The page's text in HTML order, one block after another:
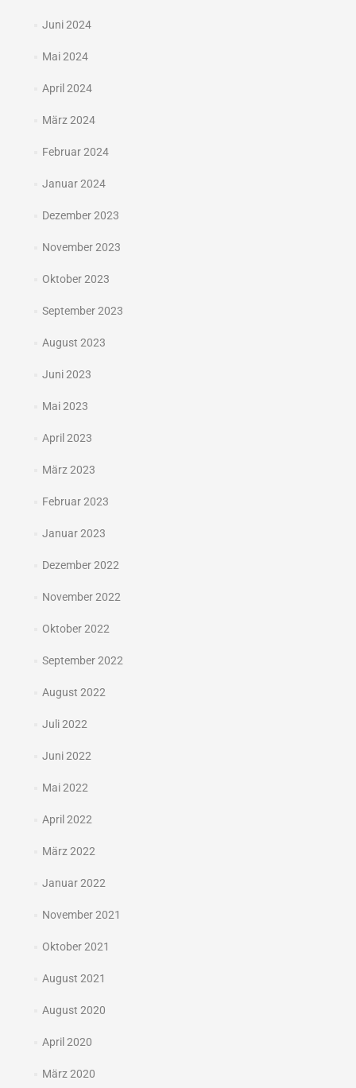
Juni 2024
Mai 2024
April 2024
März 2024
Februar 2024
Januar 2024
Dezember 2023
November 2023
Oktober 2023
September 2023
August 2023
Juni 2023
Mai 2023
April 2023
März 2023
Februar 2023
Januar 2023
Dezember 2022
November 2022
Oktober 2022
September 2022
August 2022
Juli 2022
Juni 2022
Mai 2022
April 2022
März 2022
Januar 2022
November 2021
Oktober 2021
August 2021
August 2020
April 2020
März 2020